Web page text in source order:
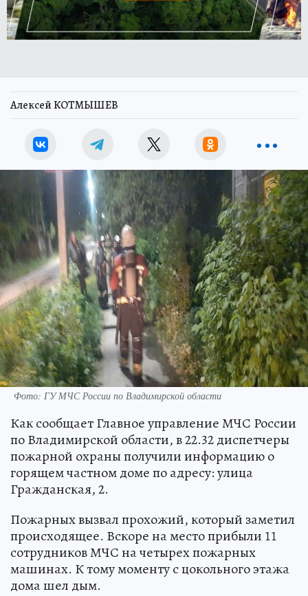
Алексей КОТМЫШЕВ
Фото: ГУ МЧС России по Владимирской области
Как сообщает Главное управление МЧС России
по Владимирской области, в 22.32 диспетчеры
пожарной охраны получили информацию о
горящем частном доме по адресу: улица
Гражданская, 2.
Пожарных вызвал прохожий, который заметил
происходящее. Вскоре на место прибыли 11
сотрудников МЧС на четырех пожарных
машинах. К тому моменту с цокольного этажа
дома шел дым.